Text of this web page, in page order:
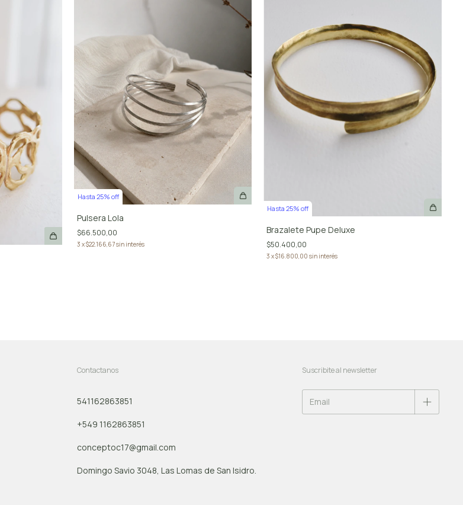
Hasta 25% off
Pulsera Lola
$66.500,00
3 x$22.166,67sin interés
Hasta 25% off
Brazalete Pupe Deluxe
$50.400,00
3 x$16.800,00 sin interés
Contactanos
541162863851
+549 1162863851
conceptoc17@gmail.com
Domingo Savio 3048, Las Lomas de San Isidro.
Suscribite al newsletter